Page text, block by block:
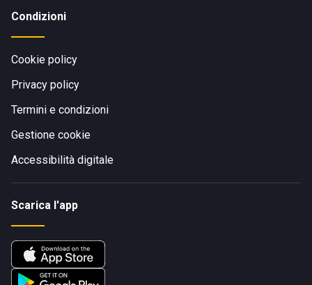
Condizioni
Cookie policy
Privacy policy
Termini e condizioni
Gestione cookie
Accessibilità digitale
Scarica l'app